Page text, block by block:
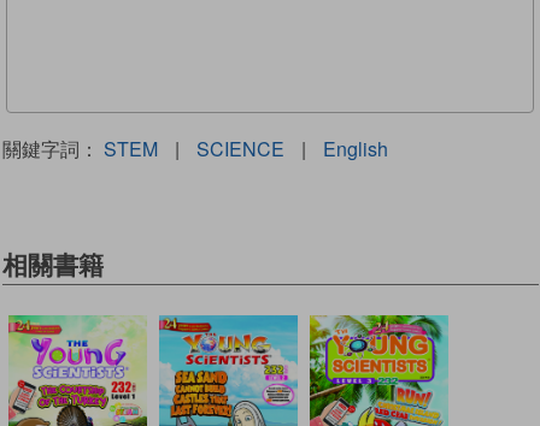
關鍵字詞： STEM | SCIENCE | English
相關書籍